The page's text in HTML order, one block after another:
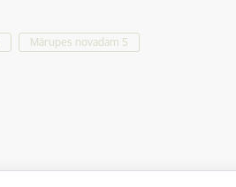
Mārupes novadam 5